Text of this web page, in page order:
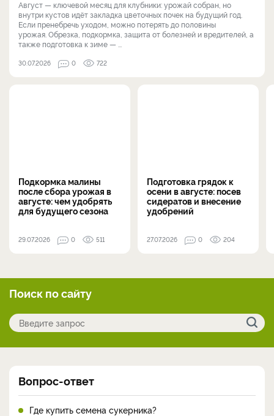
Август — ключевой месяц для клубники: урожай собран, но
внутри кустов идёт закладка цветочных почек на будущий год.
Если пренебречь уходом, можно потерять до половины
урожая. Обрезка, подкормка, защита от болезней и вредителей, а
также подготовка к зиме — ...
30.07.2026 0 722
Подкормка малины
после сбора урожая в
августе: чем удобрять
для будущего сезона
29.07.2026 0 511
Подготовка грядок к
осени в августе: посев
сидератов и внесение
удобрений
27.07.2026 0 204
Поиск по сайту
Вопрос-ответ
Где купить семена сукерника?